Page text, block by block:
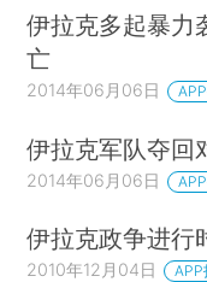
伊拉克多起暴力
亡
2014年06月06日
伊拉克军队夺回
2014年06月06日
伊拉克政争进行
2010年12月04日 APP